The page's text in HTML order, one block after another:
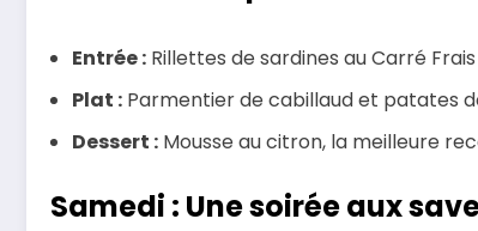
Entrée : Rillettes de sardines au Carré Frais
Plat : Parmentier de cabillaud et patates
Dessert : Mousse au citron, la meilleure
Samedi : Une soirée aux